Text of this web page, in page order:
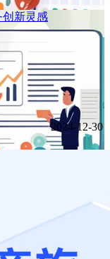
创新灵感
2024-12-30